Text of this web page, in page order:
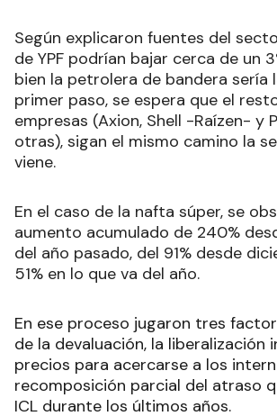
Según explicaron fuentes del
de YPF podrían bajar cerca de un
bien la petrolera de bandera sería
primer paso, se espera que el
empresas (Axion, Shell -Raízen- y
otras), sigan el mismo camino la
viene.
En el caso de la nafta súper, se
aumento acumulado de 240%
del año pasado, del 91% desde
51% en lo que va del año.
En ese proceso jugaron tres
de la devaluación, la liberalización
precios para acercarse a los
recomposición parcial del atraso
ICL durante los últimos años.